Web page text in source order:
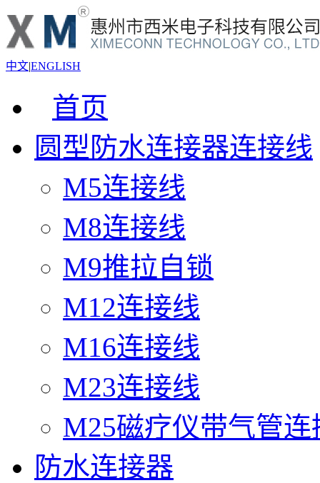
中文|ENGLISH
首页
圆型防水连接器连接线
M5连接线
M8连接线
M9推拉自锁
M12连接线
M16连接线
M23连接线
M25磁疗仪带气管连
防水连接器